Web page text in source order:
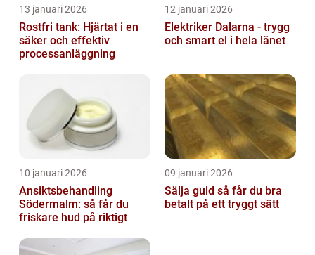
13 januari 2026
Rostfri tank: Hjärtat i en
säker och effektiv
processanläggning
12 januari 2026
Elektriker Dalarna - trygg
och smart el i hela länet
10 januari 2026
Ansiktsbehandling
Södermalm: så får du
friskare hud på riktigt
09 januari 2026
Sälja guld så får du bra
betalt på ett tryggt sätt